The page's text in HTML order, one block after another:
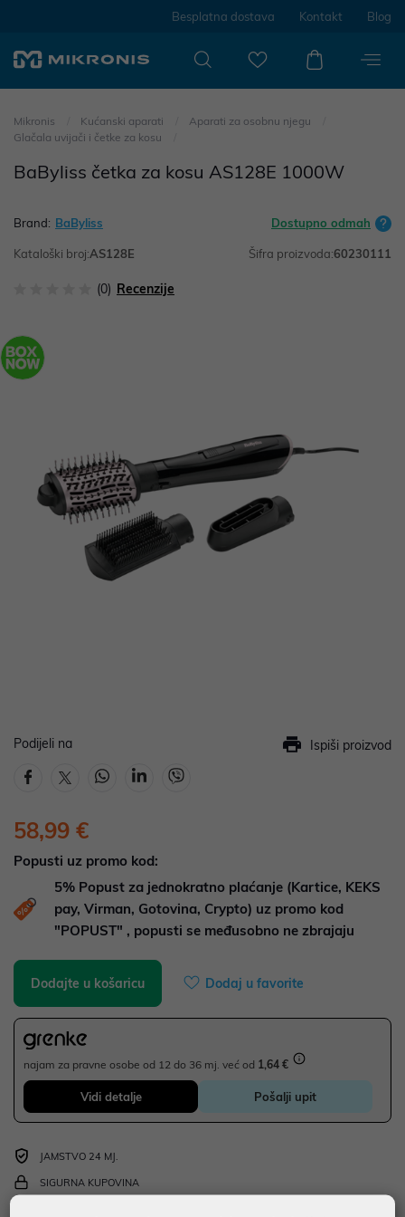
Besplatna dostava Kontakt Blog
Mikronis Kućanski aparati
Aparati za osobnu njegu
Glačala uvijači i četke za kosu
BaByliss četka za kosu AS128E 1000W
Brand: BaByliss Dostupno odmah
Kataloški broj:AS128E Šifra proizvoda:60230111
(0) Recenzije
Podijeli na Ispiši proizvod
58,99 €
Popusti uz promo kod:
5% Popust za jednokratno plaćanje (Kartice, KEKS
pay, Virman, Gotovina, Crypto) uz promo kod
"POPUST" , popusti se međusobno ne zbrajaju
Dodajte u košaricu Dodaj u favorite
najam za pravne osobe od 12 do 36 mj. već od 1,64 €
Vidi detalje Pošalji upit
JAMSTVO 24 MJ.
SIGURNA KUPOVINA